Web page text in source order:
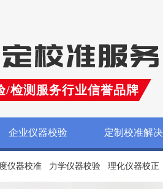
/检测服务行业信誉品牌
企业仪器校验 定制校准解
仪器校准 力学仪器校验 理化仪器校正